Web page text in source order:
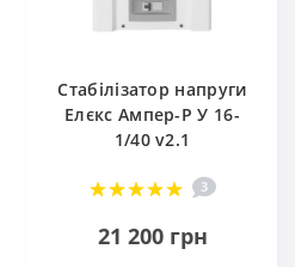
Стабілізатор напруги
Елєкс Ампер-Р У 16-
1/40 v2.1
3
21 200 грн